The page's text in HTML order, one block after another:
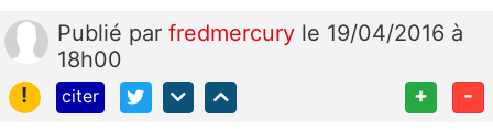
Publié par fredmercury le 19/04/2016 à
18h00
!
citer + -